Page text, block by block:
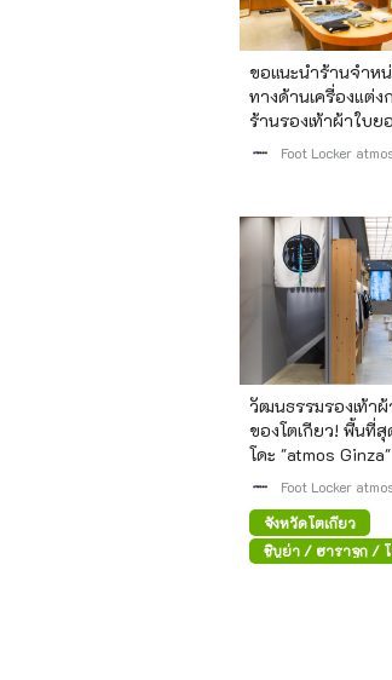
ขอแนะนำร้านจำห
ทางด้านเครื่องแต่
ร้านรองเท้าผ้าใบ
จูกุ โตเกียว
Foot Locker
วัฒนธรรมรองเท้า
ของโตเกียว! พื้นที่
โดะ "atmos Ginza"
Foot Locker
จังหวัดโตเกียว
ชิบูย่า / ฮาราจูกุ /
โด